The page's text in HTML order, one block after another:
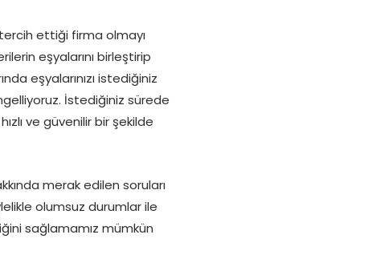
ettiği firma olmayı
eşyalarını birleştirip
eşyalarınızı istediğiniz
İstediğiniz sürede
ve güvenilir bir şekilde
merak edilen soruları
olumsuz durumlar ile
sağlamamız mümkün